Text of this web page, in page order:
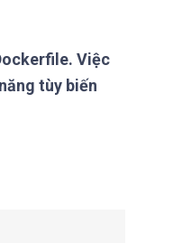
Việc
tùy biến